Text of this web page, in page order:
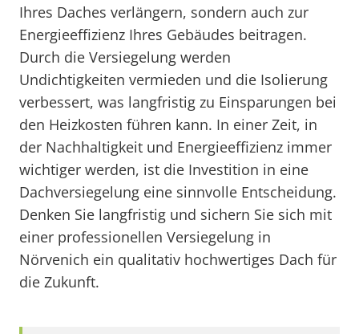
Ihres Daches verlängern, sondern auch zur
Energieeffizienz Ihres Gebäudes beitragen.
Durch die Versiegelung werden
Undichtigkeiten vermieden und die Isolierung
verbessert, was langfristig zu Einsparungen bei
den Heizkosten führen kann. In einer Zeit, in
der Nachhaltigkeit und Energieeffizienz immer
wichtiger werden, ist die Investition in eine
Dachversiegelung eine sinnvolle Entscheidung.
Denken Sie langfristig und sichern Sie sich mit
einer professionellen Versiegelung in
Nörvenich ein qualitativ hochwertiges Dach für
die Zukunft.